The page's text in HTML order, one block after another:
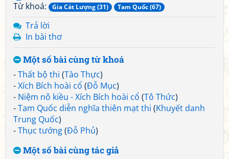
Từ khoá:
Gia Cát Lượng (31) Tam Quốc (67)
Trả lời
In bài thơ
Một số bài cùng từ khoá
-Thất bộ thi (Tào Thực)
-Xích Bích hoài cổ (Đỗ Mục)
- Niệm nô kiều - Xích Bích hoài cổ (Tô Thức)
-Tam Quốc diễn nghĩa thiên mạt thi (Khuyết danh
Trung Quốc)
-Thục tướng(Đỗ Phủ)
Một số bài cùng tác giả